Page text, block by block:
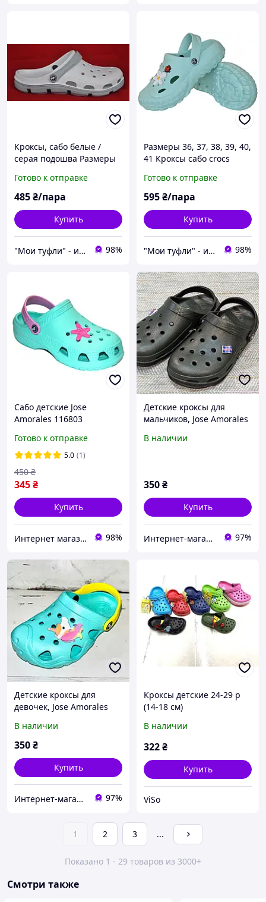
Кроксы, сабо белые /
серая подошва Размеры
43, 44, 45, 46 JoAm 116105
Готово к отправке
485₴/пара
Купить
"Мои туфли" - интернет магазин обуви на все случаи жизни. 98%
Размеры 36, 37, 38, 39, 40,
41 Кроксы сабо crocs
пены (ЭВА), легкие и
удобные JoAm 124059
Готово к отправке
595₴/пара
Купить
"Мои туфли" - интернет магазин обуви на все случаи жизни. 98%
Сабо детские Jose
Amorales 116803
Готово к отправке
5.0 (1)
345₴
450 ₴
Купить
Интернет магазин спортивной обуви Shoes-Factory 98%
Детские кроксы для
мальчиков, Jose Amorales
В наличии
350₴
Купить
Интернет-магазин Налетайка 97%
Детские кроксы для
девочек, Jose Amorales
В наличии
350₴
Купить
Интернет-магазин Налетайка 97%
Кроксы детские 24-29 р
(14-18 см)
В наличии
322₴
Купить
ViSo
1 2 3 ...
Показано 1 - 29 товаров из 3000+
Смотри также